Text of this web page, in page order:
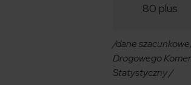
80 plus
/dane
Drogowego
Statystyczny /